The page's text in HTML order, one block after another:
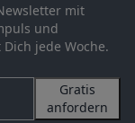
mit
und
jede Woche.
Gratis
anfordern